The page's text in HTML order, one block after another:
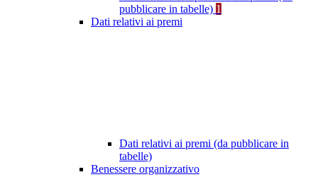
pubblicare in tabelle) 1
Dati relativi ai premi
Dati relativi ai premi (da pubblicare in
tabelle)
Benessere organizzativo